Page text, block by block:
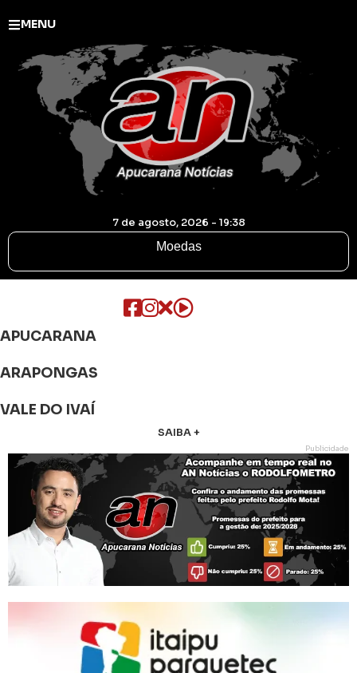
MENU
7 de agosto, 2026 - 19:38
Moedas
APUCARANA
ARAPONGAS
VALE DO IVAÍ
SAIBA +
Publicidade